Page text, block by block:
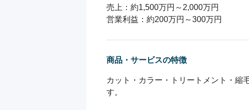
売上：約1,500万円～2,000万円
営業利益：約200万円～300万円
商品・サービスの特徴
カット・カラー・トリートメント・縮